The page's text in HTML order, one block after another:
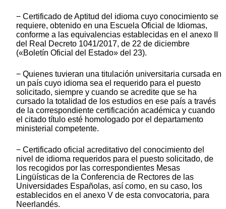
− Certificado de Aptitud del idioma cuyo conocimiento se
requiere, obtenido en una Escuela Oficial de Idiomas,
conforme a las equivalencias establecidas en el anexo II
del Real Decreto 1041/2017, de 22 de diciembre
(«Boletín Oficial del Estado» del 23).
− Quienes tuvieran una titulación universitaria cursada en
un país cuyo idioma sea el requerido para el puesto
solicitado, siempre y cuando se acredite que se ha
cursado la totalidad de los estudios en ese país a través
de la correspondiente certificación académica y cuando
el citado título esté homologado por el departamento
ministerial competente.
− Certificado oficial acreditativo del conocimiento del
nivel de idioma requeridos para el puesto solicitado, de
los recogidos por las correspondientes Mesas
Lingüísticas de la Conferencia de Rectores de las
Universidades Españolas, así como, en su caso, los
establecidos en el anexo V de esta convocatoria, para
Neerlandés.